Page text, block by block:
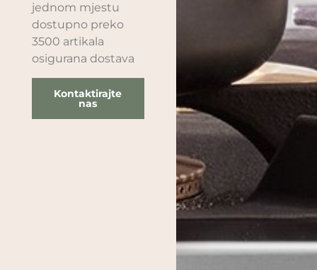
jednom mjestu
dostupno preko
3500 artikala
osigurana dostava
Kontaktirajte
nas